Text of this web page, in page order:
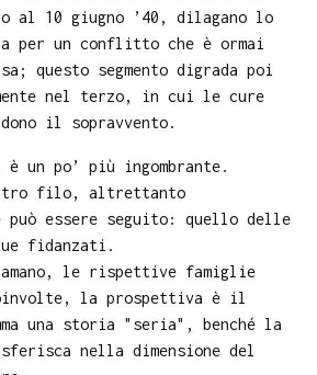
al 10 giugno ’40, dilagano lo
per un conflitto che è ormai
questo segmento digrada poi
nel terzo, in cui le cure
il sopravvento.
un po’ più ingombrante.
filo, altrettanto
può essere seguito: quello delle
fidanzati.
le rispettive famiglie
la prospettiva è il
una storia "seria", benché la
nella dimensione del